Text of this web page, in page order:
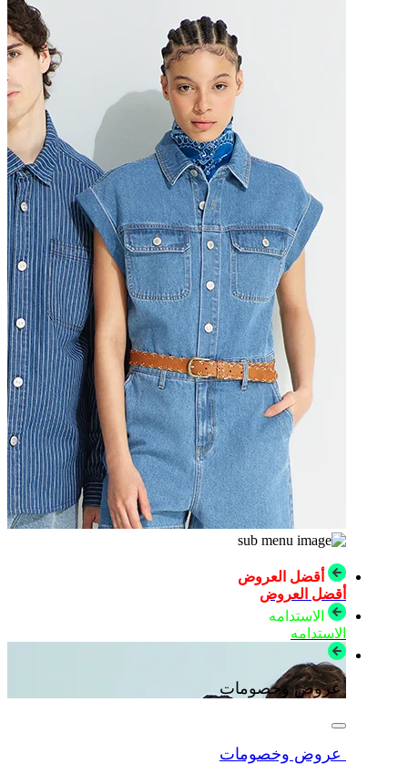
أقضل العروض
أقضل العروض
الاستدامه
الاستدامه
عروض وخصومات
عروض وخصومات